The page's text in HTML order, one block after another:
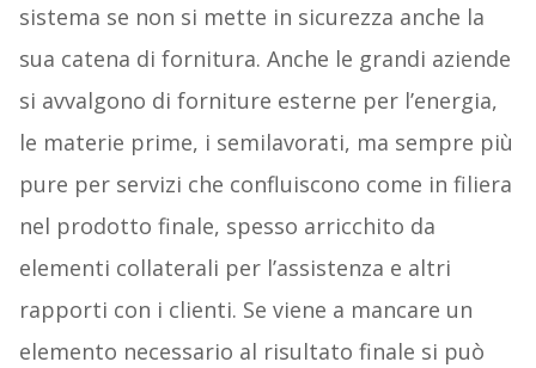
sistema se non si mette in sicurezza anche la
sua catena di fornitura. Anche le grandi aziende
si avvalgono di forniture esterne per l’energia,
le materie prime, i semilavorati, ma sempre più
pure per servizi che confluiscono come in filiera
nel prodotto finale, spesso arricchito da
elementi collaterali per l’assistenza e altri
rapporti con i clienti. Se viene a mancare un
elemento necessario al risultato finale si può